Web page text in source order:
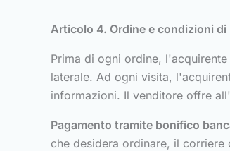
Articolo 4. Ordine e condizioni di
Prima di ogni ordine,
laterale. Ad ogni visita,
informazioni. Il venditore offre
Pagamento tramite bonifico
che desidera ordinare, il